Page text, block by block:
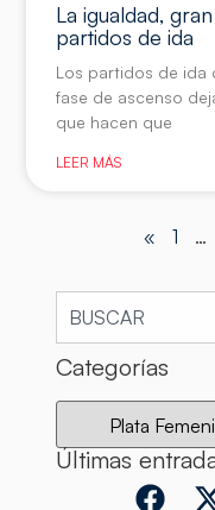
La igualdad,
partidos de ida
Los partidos de ida
fase de ascenso
que hacen que
LEER MÁS
« 1 …
Categorías
Últimas